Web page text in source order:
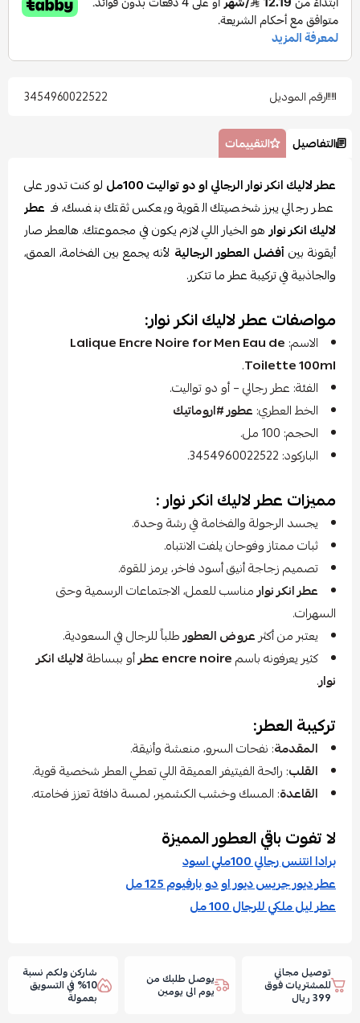
رقم الموديل 3454960022522
التفاصيل التقييمات
عطر لاليك انكر نوار الرجالي او دو تواليت 100مل
لو كنت تدور على
عطر رجالي يبرز شخصيتك القوية ويعكس ثقتك بنفسك، فـ عطر
لاليك انكر نوارهو الخيار اللي لازم يكون في مجموعتك. هالعطر صار
أيقونة بينأفضل العطور الرجالية لأنه يجمع بين الفخامة، العمق،
والجاذبية في تركيبة عطر ما تتكرر.
مواصفات عطر لاليك انكر نوار:
الاسم: Lalique Encre Noire for Men Eau de
Toilette 100ml
.
الفئة: عطر رجالي – أو دو تواليت.
الخط العطري: عطور #اروماتيك
الحجم: 100 مل.
الباركود: 3454960022522.
مميزات عطر لاليك انكر نوار :
يجسد الرجولة والفخامة في رشة وحدة.
ثبات ممتاز وفوحان يلفت الانتباه.
تصميم زجاجة أنيق أسود فاخر، يرمز للقوة.
عطر انكر نوارمناسب للعمل، الاجتماعات الرسمية وحتى
السهرات.
يعتبر من أكثرعروض العطورطلباً للرجال في السعودية.
كثير يعرفونه باسمencre noire عطر أو ببساطةلاليك انكر
نوار.
تركيبة العطر:
المقدمة: نفحات السرو، منعشة وأنيقة.
القلب: رائحة الفيتيفر العميقة اللي تعطي العطر شخصية قوية.
القاعدة: المسك وخشب الكشمير، لمسة دافئة تعزز فخامته.
لا تفوت باقي العطور المميزة
برادا انتنس رجالي 100ملي اسود
عطر ديور جريس ديور او دو بارفيوم 125 مل
عطر ليل ملكي للرجال 100 مل
توصيل مجاني
للمشتريات فوق
399 ريال
يوصل طلبك من
يوم الى يومين
شاركن ولكم نسبة
10% في التسويق
بعمولة